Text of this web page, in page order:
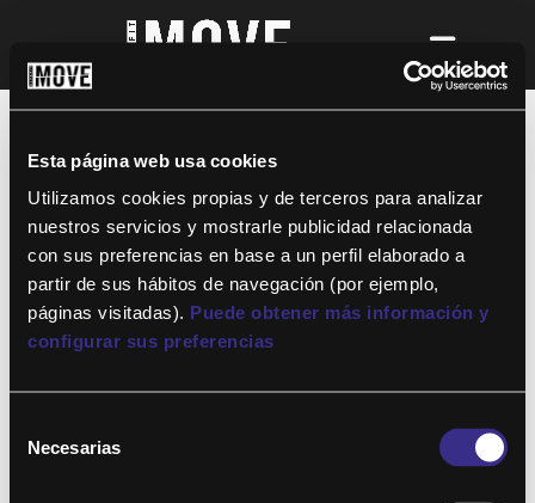
Esta página web usa cookies
Utilizamos cookies propias y de terceros para analizar
nuestros servicios y mostrarle publicidad relacionada
con sus preferencias en base a un perfil elaborado a
partir de sus hábitos de navegación (por ejemplo,
páginas visitadas). Puede obtener más información y
configurar sus preferencias
Necesarias
¡Para disfrutar de ALTAFIT MOVE tienes
así podrás acceder a todos nuestros
entrenamientos y clases online donde
quieras!